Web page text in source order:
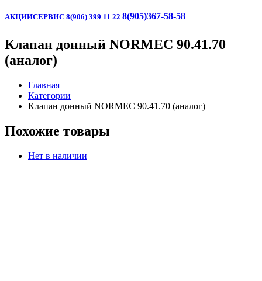
АКЦИИСЕРВИС 8(906) 399 11 22 8(905)367-58-58
Клапан донный NORMEC 90.41.70
(аналог)
Главная
Категории
Клапан донный NORMEC 90.41.70 (аналог)
Похожие товары
Нет в наличии